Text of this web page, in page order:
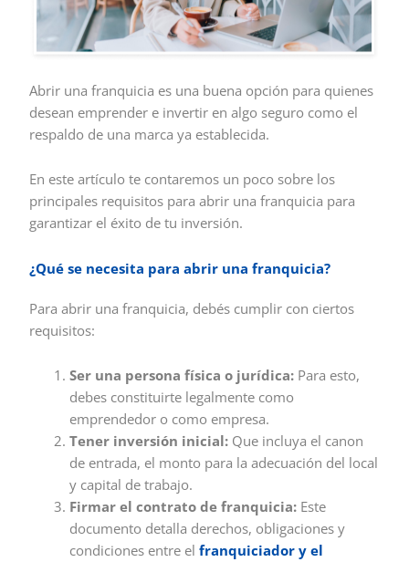
Abrir una franquicia es una buena opción para quienes
desean emprender e invertir en algo seguro como el
respaldo de una marca ya establecida.
En este artículo te contaremos un poco sobre los
principales requisitos para abrir una franquicia para
garantizar el éxito de tu inversión.
¿Qué se necesita para abrir una franquicia?
Para abrir una franquicia, debés cumplir con ciertos
requisitos:
Ser una persona física o jurídica: Para esto,
debes constituirte legalmente como
emprendedor o como empresa.
Tener inversión inicial: Que incluya el canon
de entrada, el monto para la adecuación del local
y capital de trabajo.
Firmar el contrato de franquicia: Este
documento detalla derechos, obligaciones y
condiciones entre elfranquiciador y el